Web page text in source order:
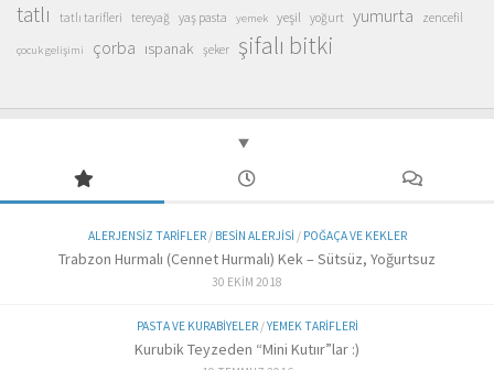
tatlı tatlı tarifleri tereyağ yaş pasta yemek yeşil yoğurt yumurta zencefil
çocuk gelişimi çorba ıspanak şeker şifalı bitki
ALERJENSIZ TARIFLER/ BESIN ALERJISI / POĞAÇA VE KEKLER
Trabzon Hurmalı (Cennet Hurmalı) Kek – Sütsüz, Yoğurtsuz
30 EKIM 2018
PASTA VE KURABIYELER/YEMEK TARIFLERI
Kurubik Teyzeden “Mini Kutıır”lar :)